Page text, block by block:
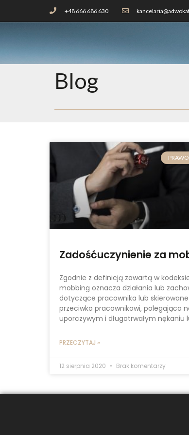
+48 666 686 630
Blog
Zadośćuczynienie za
Zgodnie z definicją zawartą w
mobbing oznacza działania lub
dotyczące pracownika lub skierowane
przeciwko pracownikowi, polegająca
uporczywym i długotrwałym nękaniu
PRZECZYTAJ »
12 sierpnia 2020 Brak komentarzy